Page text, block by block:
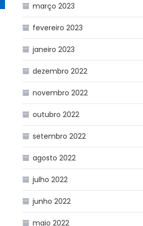
março 2023
fevereiro 2023
janeiro 2023
dezembro 2022
novembro 2022
outubro 2022
setembro 2022
agosto 2022
julho 2022
junho 2022
maio 2022